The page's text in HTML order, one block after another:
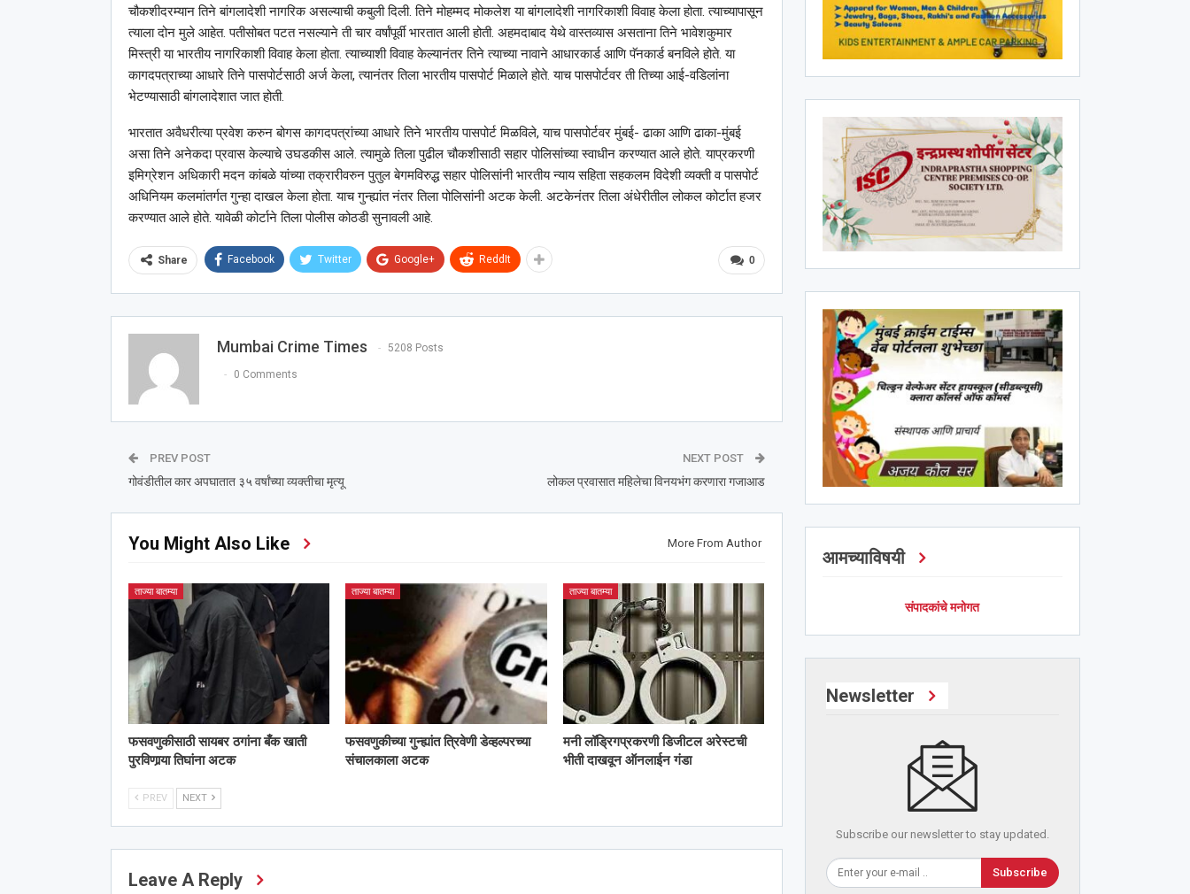
चौकशीदरम्यान तिने बांगलादेशी नागरिक असल्याची कबुली दिली. तिने मोहम्मद मोकलेश या बांगलादेशी नागरिकाशी विवाह केला होता. त्याच्यापासून
त्याला दोन मुले आहेत. पतीसोबत पटत नसल्याने ती चार वर्षांपूर्वी भारतात आली होती. अहमदाबाद येथे वास्तव्यास असताना तिने भावेशकुमार
मिस्त्री या भारतीय नागरिकाशी विवाह केला होता. त्याच्याशी विवाह केल्यानंतर तिने त्याच्या नावाने आधारकार्ड आणि पॅनकार्ड बनविले होते. या
कागदपत्राच्या आधारे तिने पासपोर्टसाठी अर्ज केला, त्यानंतर तिला भारतीय पासपोर्ट मिळाले होते. याच पासपोर्टवर ती तिच्या आई-वडिलांना
भेटण्यासाठी बांगलादेशात जात होती.
भारतात अवैधरीत्या प्रवेश करुन बोगस कागदपत्रांच्या आधारे तिने भारतीय पासपोर्ट मिळविले, याच पासपोर्टवर मुंबई- ढाका आणि ढाका-मुंबई
असा तिने अनेकदा प्रवास केल्याचे उघडकीस आले. त्यामुळे तिला पुढील चौकशीसाठी सहार पोलिसांच्या स्वाधीन करण्यात आले होते. याप्रकरणी
इमिग्रेशन अधिकारी मदन कांबळे यांच्या तक्रारीवरुन पुतुल बेगमविरुद्ध सहार पोलिसांनी भारतीय न्याय सहिता सहकलम विदेशी व्यक्ती व पासपोर्ट
अधिनियम कलमांतर्गत गुन्हा दाखल केला होता. याच गुन्ह्यांत नंतर तिला पोलिसांनी अटक केली. अटकेनंतर तिला अंधेरीतील लोकल कोर्टात हजर
करण्यात आले होते. यावेळी कोर्टाने तिला पोलीस कोठडी सुनावली आहे.
0
Share Facebook Twitter Google+ ReddIt
Mumbai Crime Times 5208 Posts
0 Comments
PREV POST
गोवंडीतील कार अपघातात ३५ वर्षांच्या व्यक्तीचा मृत्यू
NEXT POST
लोकल प्रवासात महिलेचा विनयभंग करणारा गजाआड
You Might Also Like More From Author
ताज्या बातम्या
फसवणुकीसाठी सायबर ठगांना बँक खाती
पुरविणार्‍या तिघांना अटक
ताज्या बातम्या
फसवणुकीच्या गुन्ह्यांत त्रिवेणी डेव्हल्परच्या
संचालकाला अटक
ताज्या बातम्या
मनी लॉड्रिगप्रकरणी डिजीटल अरेस्टची
भीती दाखवून ऑनलाईन गंडा
PREV NEXT
Leave A Reply
आमच्याविषयी
संपादकांचे मनोगत
Newsletter
Subscribe our newsletter to stay updated.
Subscribe